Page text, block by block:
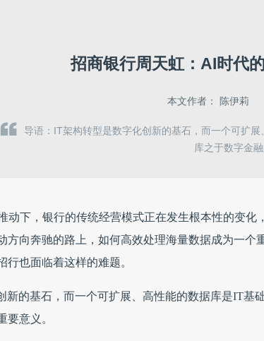
招商银行周天虹：AI时代
本文作者： 陈伊莉
导语：IT架构转型是数字化创新的基石，而一个可扩
库之于数字金融
动下，银行的传统经营模式正在发生根本性的变化
方向奔驰的路上，如何高效处理海量数据成为一个
行也面临着这样的难题。
新的基石，而一个可扩展、高性能的数据库是IT基
要意义。